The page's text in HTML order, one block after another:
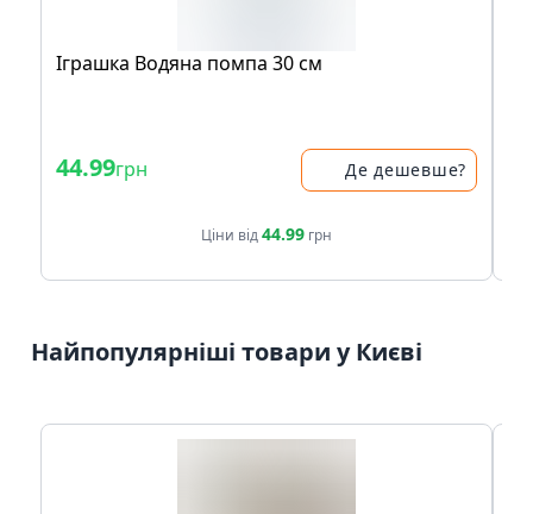
Іграшка Водяна помпа 30 см
44.99грн Де дешевше?
Ціни від44.99 грн
Найпопулярніші товари у Києві